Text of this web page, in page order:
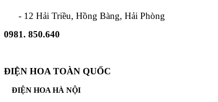
- 12 Hải Triều, Hồng Bàng, Hải Phòng
0981. 850.640
ĐIỆN HOA TOÀN QUỐC
ĐIỆN HOA HÀ NỘI